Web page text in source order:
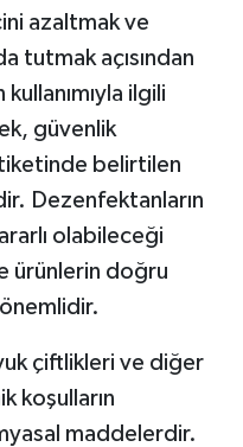
azaltmak ve
tutmak açısından
ilgili
güvenlik
belirtilen
Dezenfektanların
olabileceği
ürünlerin doğru
çiftlikleri ve diğer
koşulların
maddelerdir.